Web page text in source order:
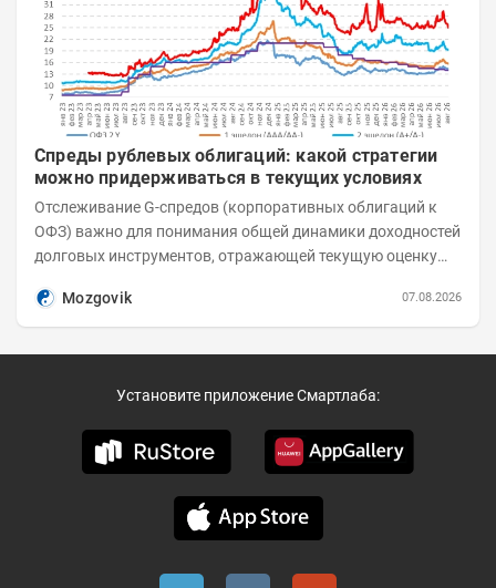
Спреды рублевых облигаций: какой стратегии
можно придерживаться в текущих условиях
Отслеживание G-спредов (корпоративных облигаций к
ОФЗ) важно для понимания общей динамики доходностей
долговых инструментов, отражающей текущую оценку
Mozgovik
07.08.2026
Установите приложение Смартлаба: